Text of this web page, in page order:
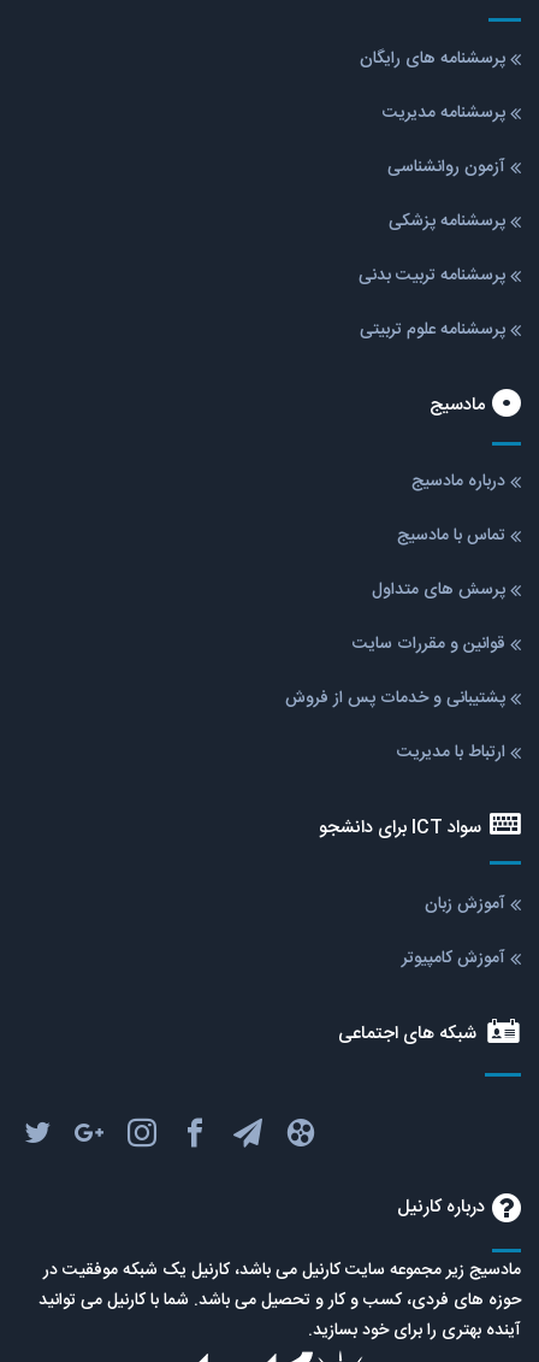
پرسشنامه های رایگان
پرسشنامه مدیریت
آزمون روانشناسی
پرسشنامه پزشکی
پرسشنامه تربیت بدنی
پرسشنامه علوم تربیتی
مادسیج
درباره مادسیج
تماس با مادسیج
پرسش های متداول
قوانین و مقررات سایت
پشتیبانی و خدمات پس از فروش
ارتباط با مدیریت
سواد ICT برای دانشجو
آموزش زبان
آموزش کامپیوتر
شبکه های اجتماعی
درباره کارنیل
مادسیج زیر مجموعه سایت کارنیل می باشد، کارنیل یک شبکه موفقیت در
حوزه های فردی، کسب و کار و تحصیل می باشد. شما با کارنیل می توانید
آینده بهتری را برای خود بسازید.